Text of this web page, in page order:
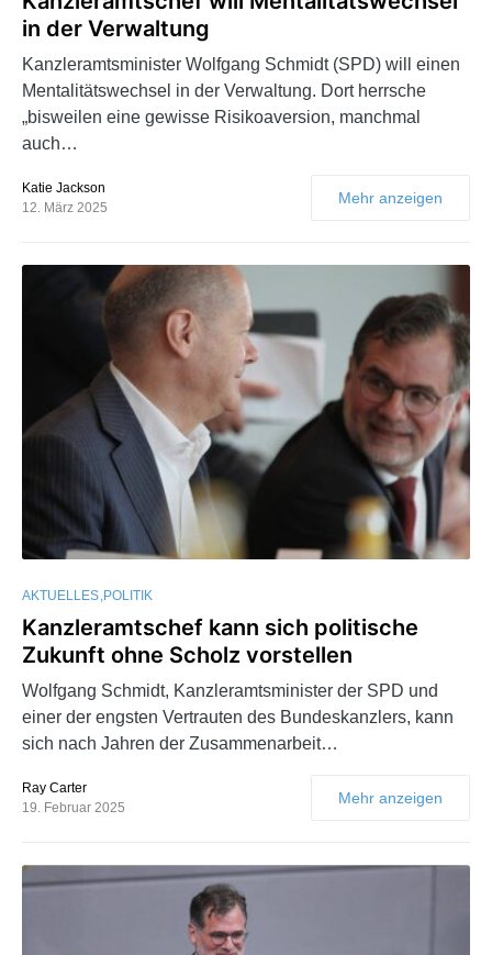
in der Verwaltung
Kanzleramtsminister Wolfgang Schmidt (SPD) will einen
Mentalitätswechsel in der Verwaltung. Dort herrsche
„bisweilen eine gewisse Risikoaversion, manchmal
auch…
Katie Jackson
12. März 2025
Mehr anzeigen
AKTUELLES POLITIK
Kanzleramtschef kann sich politische
Zukunft ohne Scholz vorstellen
Wolfgang Schmidt, Kanzleramtsminister der SPD und
einer der engsten Vertrauten des Bundeskanzlers, kann
sich nach Jahren der Zusammenarbeit…
Ray Carter
19. Februar 2025
Mehr anzeigen